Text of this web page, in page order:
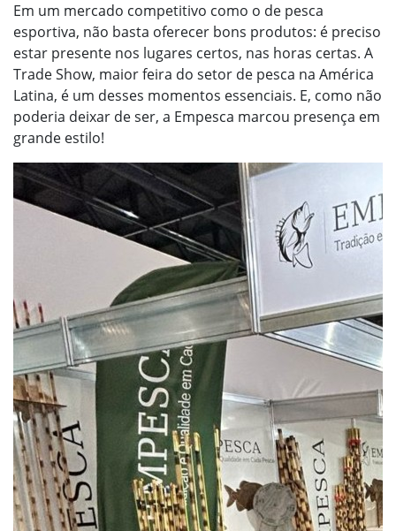
Em um mercado competitivo como o de pesca
esportiva, não basta oferecer bons produtos: é preciso
estar presente nos lugares certos, nas horas certas. A
Trade Show, maior feira do setor de pesca na América
Latina, é um desses momentos essenciais. E, como não
poderia deixar de ser, a Empesca marcou presença em
grande estilo!